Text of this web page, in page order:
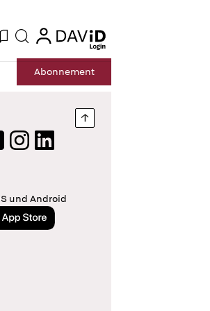
Suche login
Abonnement
Nach oben springen
Instagram
LinkedIn
und Android
im App Store